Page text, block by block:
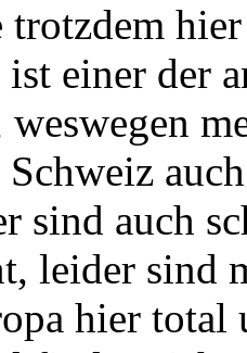
trotzdem
einer der
weswegen
Schweiz
sind auch
leider sind
hier